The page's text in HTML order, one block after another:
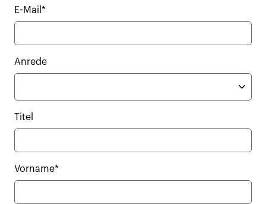
E-Mail*
Anrede
Titel
Vorname*